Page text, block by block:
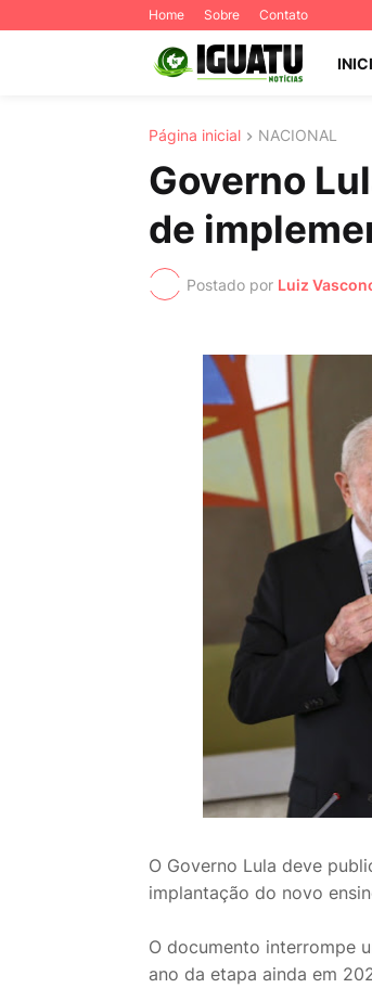
Home Sobre Contato
Página inicial NACIONAL
Governo
de
Postado por Luiz
O Governo Lula deve
implantação do novo
O documento interrompe
ano da etapa ainda em